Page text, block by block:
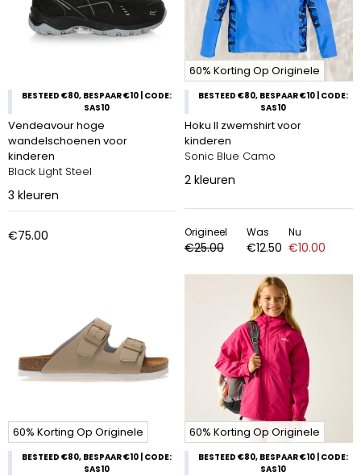
BESTEED €80, BESPAAR €10 | CODE:
SAS10
Vendeavour hoge
wandelschoenen voor
kinderen
Black Light Steel
3 kleuren
€75.00
60% Korting Op Originele
BESTEED €80, BESPAAR €10 | CODE:
SAS10
Hoku II zwemshirt voor
kinderen
Sonic Blue Camo
2 kleuren
Origineel
€25.00
Was
€12.50
Nu
€10.00
60% Korting Op Originele
BESTEED €80, BESPAAR €10 | CODE:
SAS10
60% Korting Op Originele
BESTEED €80, BESPAAR €10 | CODE:
SAS10